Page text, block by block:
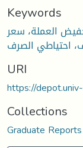
Keywords
العملة، سعر
URI
https://
Collections